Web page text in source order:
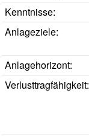
Kenntnisse:
Anlageziele:
Anlagehorizont:
Verlusttragfähigkeit: